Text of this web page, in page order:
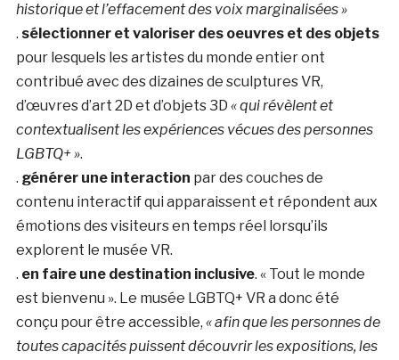
historique et l’effacement des voix marginalisées »
. sélectionner et valoriser des oeuvres et des objets
pour lesquels les artistes du monde entier ont
contribué avec des dizaines de sculptures VR,
d’œuvres d’art 2D et d’objets 3D « qui révèlent et
contextualisent les expériences vécues des personnes
LGBTQ+ ».
. générer une interaction par des couches de
contenu interactif qui apparaissent et répondent aux
émotions des visiteurs en temps réel lorsqu’ils
explorent le musée VR.
. en faire une destination inclusive. « Tout le monde
est bienvenu ». Le musée LGBTQ+ VR a donc été
conçu pour être accessible, « afin que les personnes de
toutes capacités puissent découvrir les expositions, les